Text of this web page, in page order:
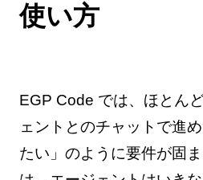
使い方
EGP Code では、ほとん
ェントとのチャットで進
たい」のように要件が固